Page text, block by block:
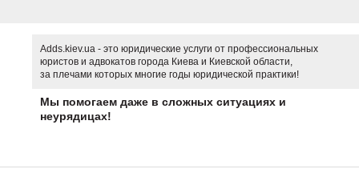
Adds.kiev.ua - это юридические услуги от профессиональных
юристов и адвокатов города Киева и Киевской области,
за плечами которых многие годы юридической практики!
Мы помогаем даже в сложных ситуациях и
неурядицах!